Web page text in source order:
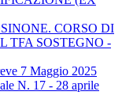
CORSO DI
TFA SOSTEGNO -
7 Maggio 2025
N. 17 - 28 aprile